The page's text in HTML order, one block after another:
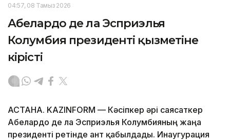
04:57, 08 Тамыз 2026
Абелардо де ла Эсприэлья
Колумбия президенті қызметіне
кірісті
АСТАНА. KAZINFORM — Кәсіпкер әрі саясаткер
Абелардо де ла Эсприэлья Колумбияның жаңа
президенті ретінде ант қабылдады. Инаугурация